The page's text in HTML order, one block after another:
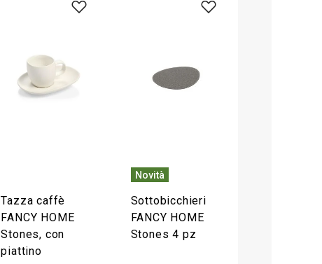
Tazza caffè
FANCY HOME
Stones, con
piattino
Novità
Sottobicchieri
FANCY HOME
Stones 4 pz